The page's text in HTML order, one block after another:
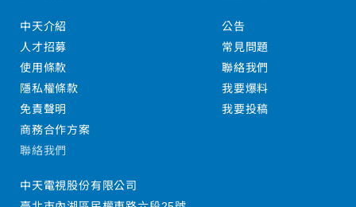
中天介紹
人才招募
使用條款
隱私權條款
免責聲明
商務合作方案
公告
常見問題
聯絡我們
我要爆料
我要投稿
聯絡我們
中天電視股份有限公司